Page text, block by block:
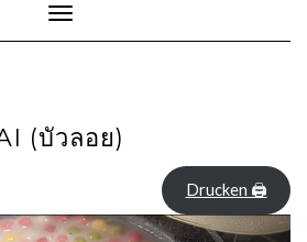
Toggle Navigation
(บัวลอย)
Drucken 🖨